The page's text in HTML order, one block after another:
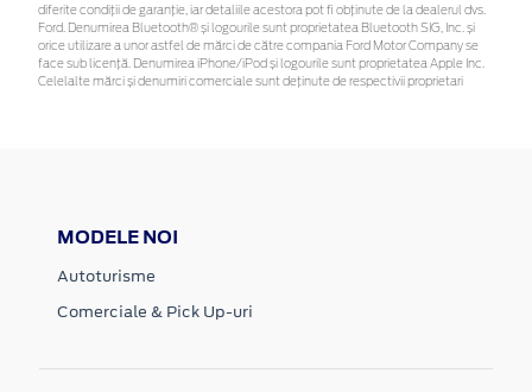
diferite condiții de garanție, iar detaliile acestora pot fi obținute de la dealerul dvs.
Ford. Denumirea Bluetooth® și logourile sunt proprietatea Bluetooth SIG, Inc. și
orice utilizare a unor astfel de mărci de către compania Ford Motor Company se
face sub licență. Denumirea iPhone/iPod și logourile sunt proprietatea Apple Inc.
Celelalte mărci și denumiri comerciale sunt deținute de respectivii proprietari
MODELE NOI
Autoturisme
Comerciale & Pick Up-uri